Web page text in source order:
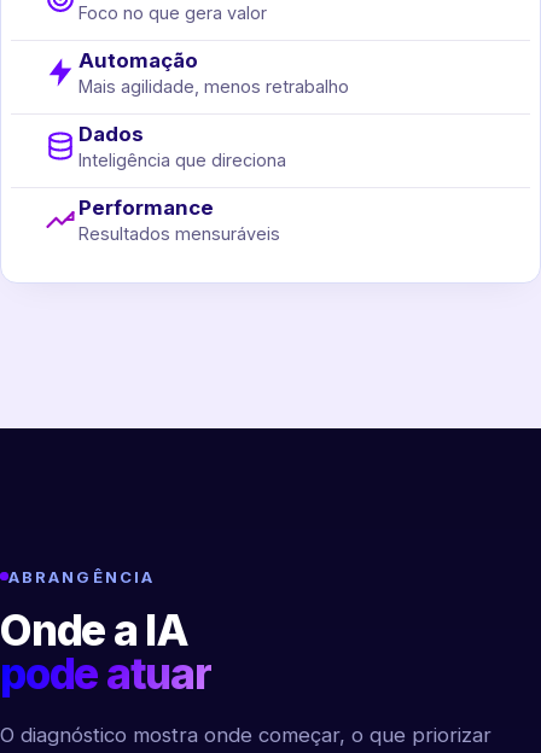
Foco no que gera valor
Automação
Mais agilidade, menos retrabalho
Dados
Inteligência que direciona
Performance
Resultados mensuráveis
ABRANGÊNCIA
Onde a IA
pode atuar
O diagnóstico mostra onde começar, o que priorizar